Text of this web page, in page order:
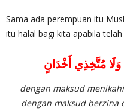
Sama ada perempuan itu
itu halal bagi kita apabila
مُتَّخِذِي أَخْدَانٍ
dengan maksud
dengan maksud berzina